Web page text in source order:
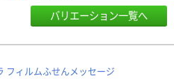
バリエーション一覧へ
フィルムふせんメッセージ